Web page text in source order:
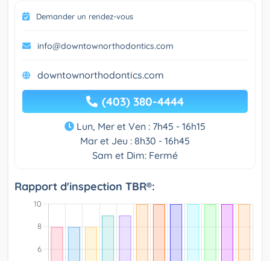
Demander un rendez-vous
info@downtownorthodontics.com
downtownorthodontics.com
(403) 380-4444
Lun, Mer et Ven : 7h45 - 16h15
Mar et Jeu : 8h30 - 16h45
Sam et Dim: Fermé
Rapport d'inspection TBR®: